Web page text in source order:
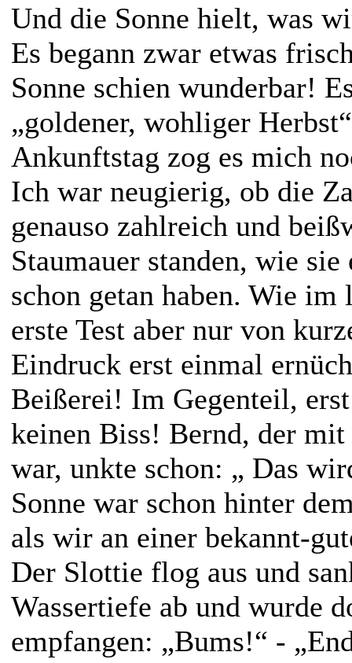
Und die Sonne hielt, was
Es begann zwar etwas
Sonne schien wunderbar!
„goldener, wohliger
Ankunftstag zog es mich
Ich war neugierig, ob die
genauso zahlreich und
Staumauer standen, wie
schon getan haben. Wie im
erste Test aber nur von
Eindruck erst einmal
Beißerei! Im Gegenteil,
keinen Biss! Bernd, der
war, unkte schon: „ Das
Sonne war schon hinter
als wir an einer bekannt-
Der Slottie flog aus und
Wassertiefe ab und wurde
empfangen: „Bums!“ -